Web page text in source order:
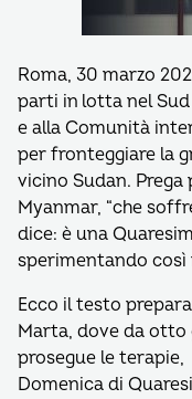
Roma, 30 marzo
parti in lotta nel
e alla Comunità
per fronteggiare la
vicino Sudan. Prega
Myanmar, “che
dice: è una
sperimentando così
Ecco il testo
Marta, dove da otto
prosegue le terapie,
Domenica di